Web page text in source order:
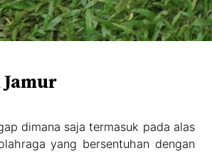
dimana saja termasuk pada alas
yang bersentuhan dengan